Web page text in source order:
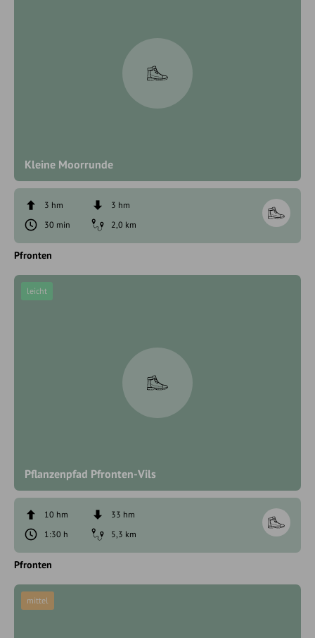
Kleine Moorrunde
3 hm
3 hm
30 min
2,0 km
Pfronten
Pflanzenpfad Pfronten-Vils
leicht
10 hm
33 hm
1:30 h
5,3 km
Pfronten
mittel